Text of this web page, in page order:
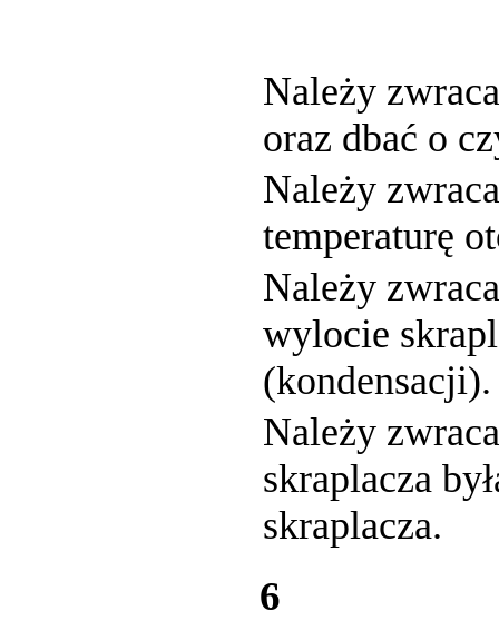
Należy
oraz dbać o
Należy
temperaturę
Należy
wylocie
(kondensacji).
Należy
skraplacza
skraplacza.
6